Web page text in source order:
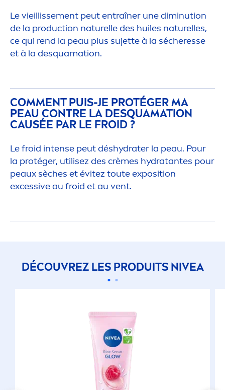
Le vieillissement peut entraîner une diminution
de la production naturelle des huiles naturelles,
ce qui rend la peau plus sujette à la sécheresse
et à la desquamation.
COMMENT PUIS-JE PROTÉGER MA
PEAU CONTRE LA DESQUAMATION
CAUSÉE PAR LE FROID ?
Le froid intense peut déshydrater la peau. Pour
la protéger, utilisez des crèmes hydratantes pour
peaux sèches et évitez toute exposition
excessive au froid et au vent.
DÉCOUVREZ LES PRODUITS NIVEA